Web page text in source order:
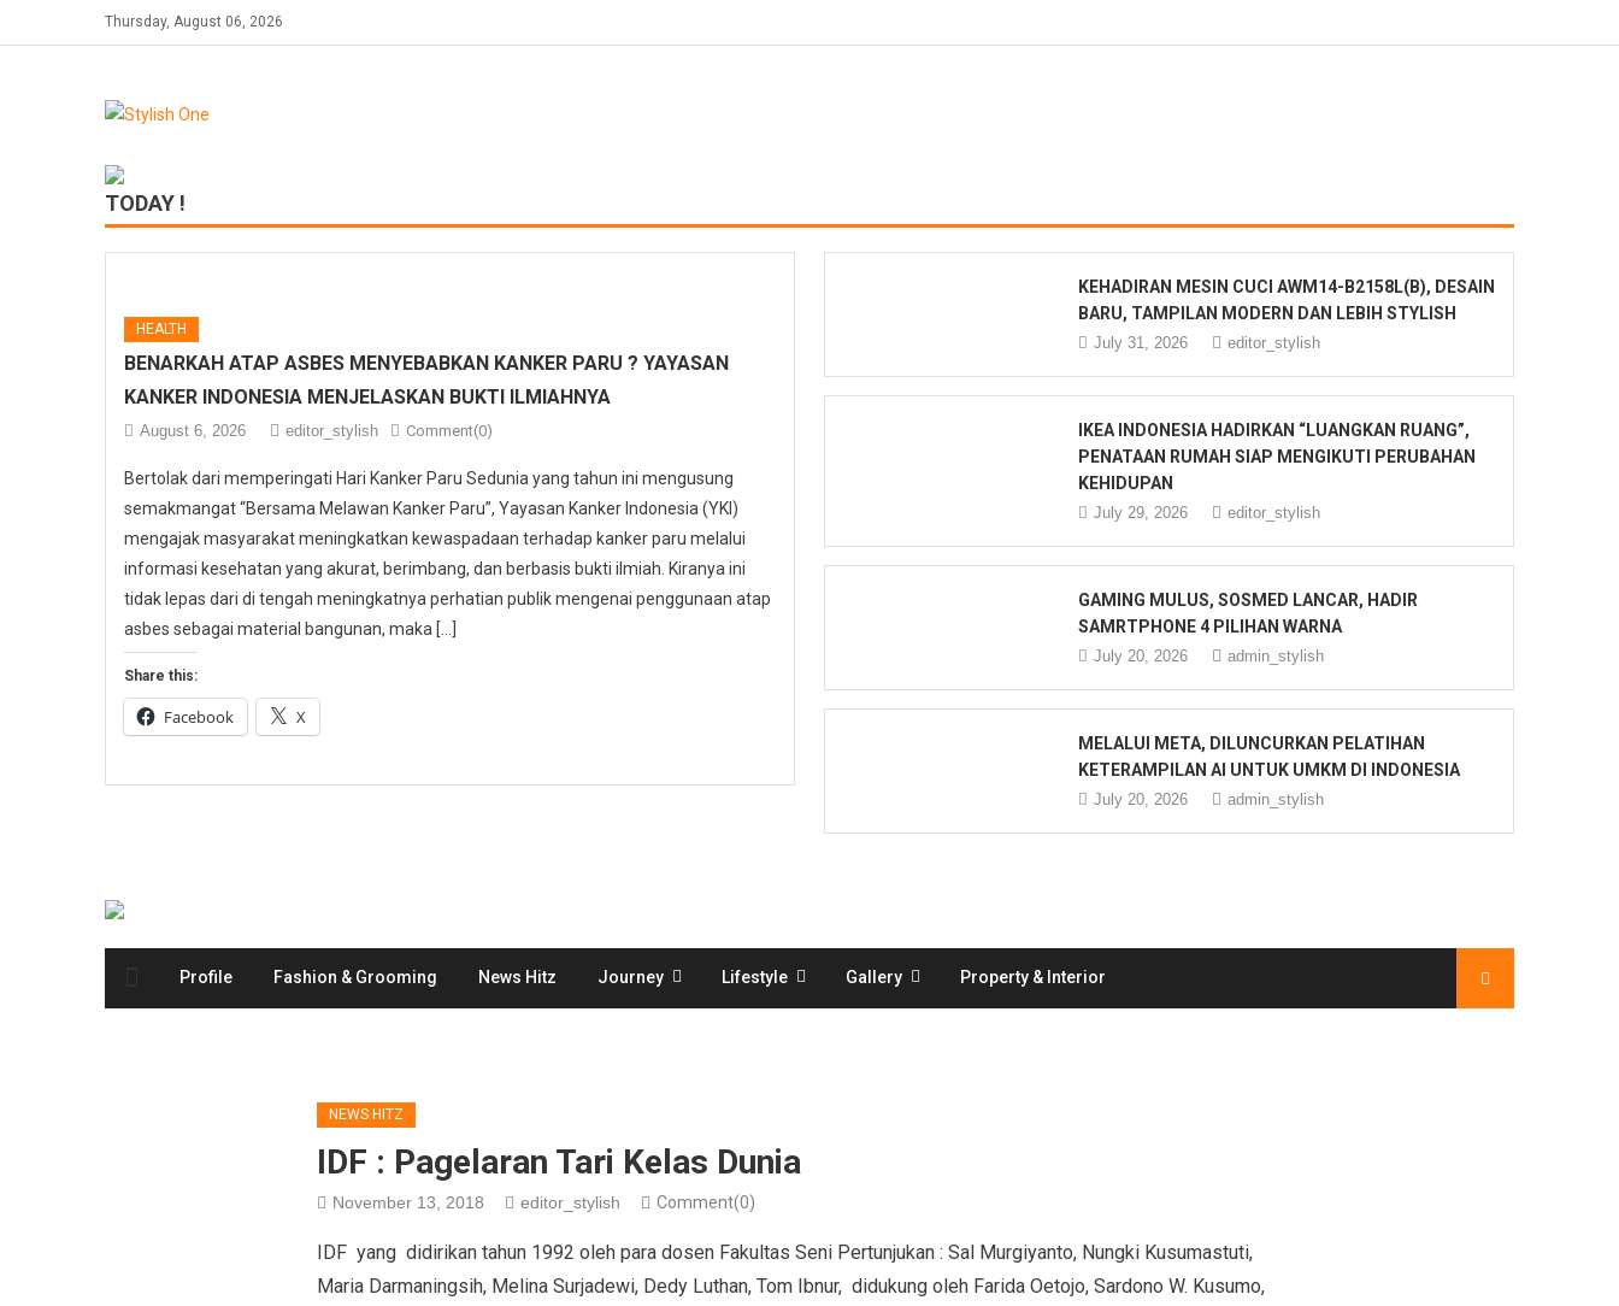
to
Thursday, August 06, 2026
TODAY !
HEALTH
BENARKAH ATAP ASBES MENYEBABKAN KANKER PARU ? YAYASAN
KANKER INDONESIA MENJELASKAN BUKTI ILMIAHNYA
August 6, 2026 editor_stylish Comment(0)
Bertolak dari memperingati Hari Kanker Paru Sedunia yang tahun ini mengusung
semakmangat “Bersama Melawan Kanker Paru”, Yayasan Kanker Indonesia (YKI)
mengajak masyarakat meningkatkan kewaspadaan terhadap kanker paru melalui
informasi kesehatan yang akurat, berimbang, dan berbasis bukti ilmiah. Kiranya ini
tidak lepas dari di tengah meningkatnya perhatian publik mengenai penggunaan atap
asbes sebagai material bangunan, maka […]
Share this:
Facebook X
KEHADIRAN MESIN CUCI AWM14-B2158L(B), DESAIN
BARU, TAMPILAN MODERN DAN LEBIH STYLISH
July 31, 2026 editor_stylish
IKEA INDONESIA HADIRKAN “LUANGKAN RUANG”,
PENATAAN RUMAH SIAP MENGIKUTI PERUBAHAN
KEHIDUPAN
July 29, 2026 editor_stylish
GAMING MULUS, SOSMED LANCAR, HADIR
SAMRTPHONE 4 PILIHAN WARNA
July 20, 2026 admin_stylish
MELALUI META, DILUNCURKAN PELATIHAN
KETERAMPILAN AI UNTUK UMKM DI INDONESIA
July 20, 2026 admin_stylish
Profile Fashion & Grooming News Hitz Journey Lifestyle Gallery Property & Interior
NEWS HITZ
IDF : Pagelaran Tari Kelas Dunia
November 13, 2018 editor_stylish Comment(0)
IDF yang didirikan tahun 1992 oleh para dosen Fakultas Seni Pertunjukan : Sal Murgiyanto, Nungki Kusumastuti,
Maria Darmaningsih, Melina Surjadewi, Dedy Luthan, Tom Ibnur, didukung oleh Farida Oetojo, Sardono W. Kusumo,